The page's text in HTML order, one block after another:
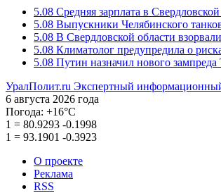
5.08 Средняя зарплата в
5.08 Выпускники Челябинского
5.08 В Свердловской области
5.08 Климатолог предупредила о
5.08 Путин назначил нового
УралПолит.ru Экспертный
6 августа 2026 года
Погода: +16°С
1 = 80.9293 -0.1998
1 = 93.1901 -0.3923
О проекте
Реклама
RSS